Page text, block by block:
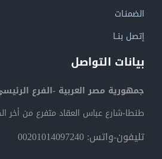
الضمنـات
إتصل بنــا
بيانات التواصل
جمهورية مصر العربية -الفرع
طنطا-شارع عباس العقاد متفرع من أخر
تليفون-واتس: 00201014097240